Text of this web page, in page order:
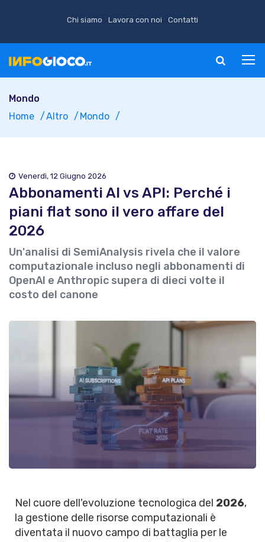
Chi siamo Lavora con noi Contatti
Mondo
Home
Altro Mondo
Venerdì, 12 Giugno 2026
Abbonamenti AI vs API: Perché i
piani flat sono il vero affare del
2026
Un'analisi di SemiAnalysis rivela che il valore
computazionale incluso negli abbonamenti di
OpenAI e Anthropic supera di dieci volte il
costo del canone
Nel cuore dell'evoluzione tecnologica del 2026,
la gestione delle risorse computazionali è
diventata il nuovo campo di battaglia per le